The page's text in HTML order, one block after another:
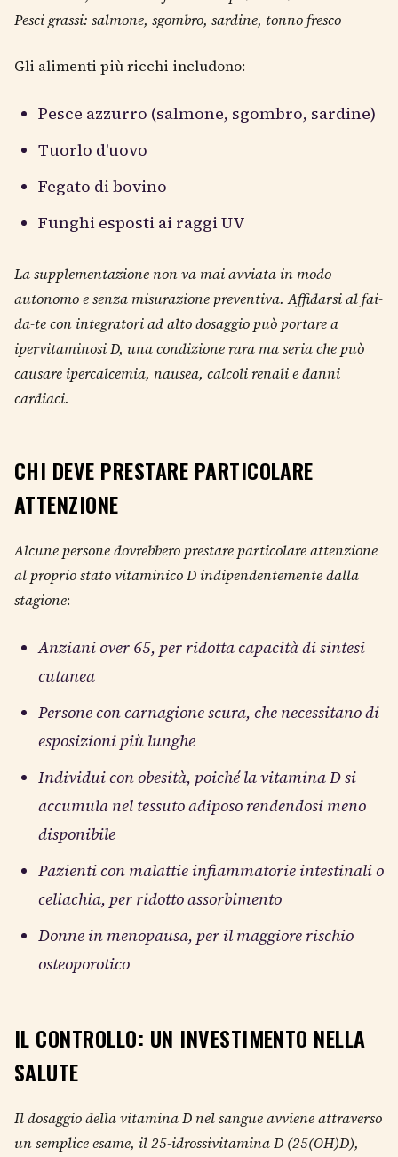
Pesci grassi: salmone, sgombro, sardine, tonno fresco
Gli alimenti più ricchi includono:
Pesce azzurro (salmone, sgombro, sardine)
Tuorlo d'uovo
Fegato di bovino
Funghi esposti ai raggi UV
La supplementazione non va mai avviata in modo
autonomo e senza misurazione preventiva. Affidarsi al fai-
da-te con integratori ad alto dosaggio può portare a
ipervitaminosi D, una condizione rara ma seria che può
causare ipercalcemia, nausea, calcoli renali e danni
cardiaci.
CHI DEVE PRESTARE PARTICOLARE
ATTENZIONE
Alcune persone dovrebbero prestare particolare attenzione
al proprio stato vitaminico D indipendentemente dalla
stagione:
Anziani over 65, per ridotta capacità di sintesi
cutanea
Persone con carnagione scura, che necessitano di
esposizioni più lunghe
Individui con obesità, poiché la vitamina D si
accumula nel tessuto adiposo rendendosi meno
disponibile
Pazienti con malattie infiammatorie intestinali o
celiachia, per ridotto assorbimento
Donne in menopausa, per il maggiore rischio
osteoporotico
IL CONTROLLO: UN INVESTIMENTO NELLA
SALUTE
Il dosaggio della vitamina D nel sangue avviene attraverso
un semplice esame, il 25-idrossivitamina D (25(OH)D),